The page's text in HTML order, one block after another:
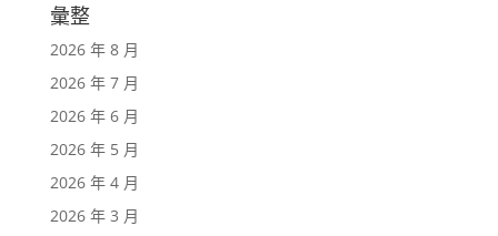
彙整
2026 年 8 月
2026 年 7 月
2026 年 6 月
2026 年 5 月
2026 年 4 月
2026 年 3 月